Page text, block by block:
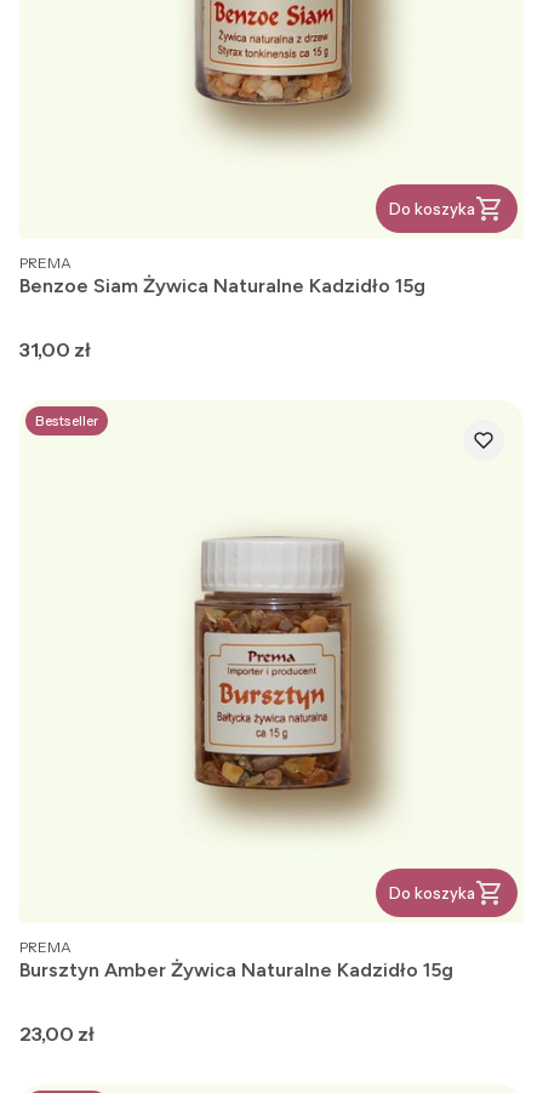
Do koszyka
PRODUCENT
PREMA
Benzoe Siam Żywica Naturalne Kadzidło 15g
Cena
31,00 zł
Bestseller
Do koszyka
PRODUCENT
PREMA
Bursztyn Amber Żywica Naturalne Kadzidło 15g
Cena
23,00 zł